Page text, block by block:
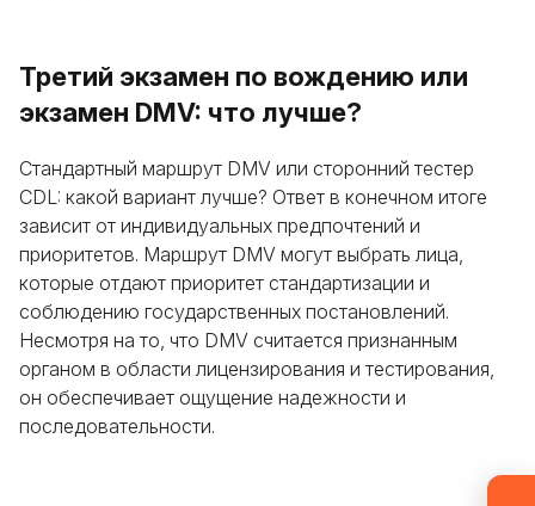
Третий экзамен по вождению или
экзамен DMV: что лучше?
Стандартный маршрут DMV или сторонний тестер
CDL: какой вариант лучше? Ответ в конечном итоге
зависит от индивидуальных предпочтений и
приоритетов. Маршрут DMV могут выбрать лица,
которые отдают приоритет стандартизации и
соблюдению государственных постановлений.
Несмотря на то, что DMV считается признанным
органом в области лицензирования и тестирования,
он обеспечивает ощущение надежности и
последовательности.
Оставьте свои данные, и мы предоставим вам
бесплатную консультацию о процессе
обучения и возможностях трудоустройства
после окончания курса. Или позвоните нам
напрямую по телефону+1 844 227 2162—
поддержка доступна на английском,
украинском и русском языках.